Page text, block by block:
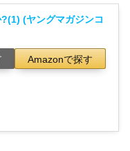
(ヤングマガジンコ
Amazonで探す